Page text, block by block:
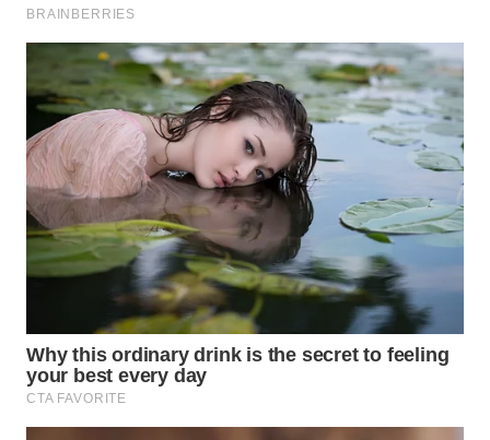
WN
SEMARANG
WN
SOLO
WN
BOROBUDUR
WN
MADURA
WN
SURABAYA